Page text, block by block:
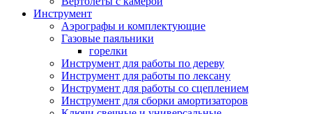
Инструмент
Аэрографы и комплектующие
Газовые паяльники
горелки
Инструмент для работы по дереву
Инструмент для работы по лексану
Инструмент для работы со сцеплением
Инструмент для сборки амортизаторов